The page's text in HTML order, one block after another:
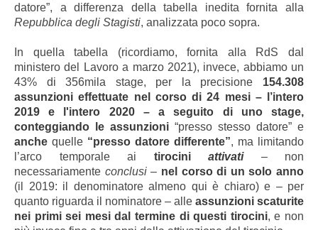
datore”, a differenza della tabella inedita fornita alla
Repubblica degli Stagisti, analizzata poco sopra.
In quella tabella (ricordiamo, fornita alla RdS dal
ministero del Lavoro a marzo 2021), invece, abbiamo un
43% di 356mila stage, per la precisione 154.308
assunzioni effettuate nel corso di 24 mesi – l’intero
2019 e l'intero 2020 – a seguito di uno stage,
conteggiando le assunzioni “presso stesso datore” e
anche quelle “presso datore differente”, ma limitando
l’arco temporale ai tirocini attivati
– non
necessariamente conclusi – nel corso di un solo anno
(il 2019: il denominatore almeno qui è chiaro) e – per
quanto riguarda il nominatore – alle assunzioni scaturite
nei primi sei mesi dal termine di questi tirocini, e non